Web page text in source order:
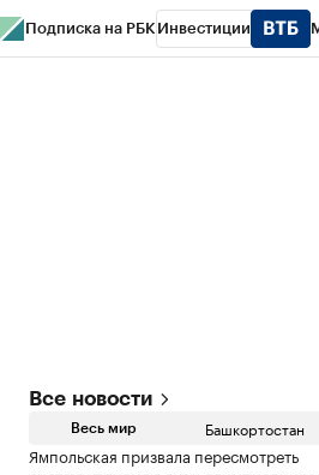
Подписка на РБК Инвестиции
Все новости
Весь мир Башкортостан
Ямпольская призвала пересмотреть